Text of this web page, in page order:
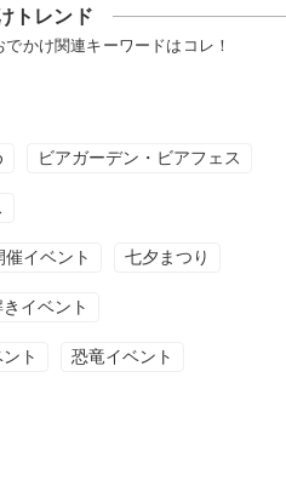
トレンド
かけ関連キーワードはコレ！
ビアガーデン・ビアフェス
イベント 七夕まつり
イベント
ト 恐竜イベント